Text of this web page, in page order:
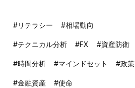
#リテラシー #相場動向
#テクニカル分析 #FX #資産防衛
#時間分析 #マインドセット #政策
#金融資産 #使命